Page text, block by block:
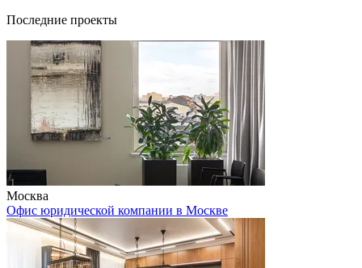
Последние проекты
Москва
Офис юридической компании в Москве